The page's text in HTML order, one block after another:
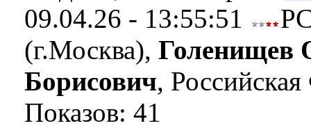
09.04.26 - 13:55:51
(г.Москва), Голенищев
Борисович,
Показов: 41